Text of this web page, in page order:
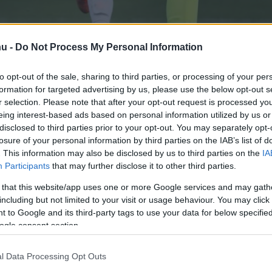
- Do Not Process My Personal Information
opt-out of the sale, sharing to third parties, or processing of your
for targeted advertising by us, please use the below opt-out
selection. Please note that after your opt-out request is processed
interest-based ads based on personal information utilized by us
to third parties prior to your opt-out. You may separately
of your personal information by third parties on the IAB’s list of
This information may also be disclosed by us to third parties on the
Participants that may further disclose it to other third parties.
that this website/app uses one or more Google services and may
but not limited to your visit or usage behaviour. You may
to Google and its third-party tags to use your data for below
consent section.
Data Processing Opt Outs
a Hajduk Split U21-es
évre kölcsönben
kövess minket aCsakfoci Google News oldalán is!
szerint az előző szezon horvát
helyen záró
es
választja el a 22 éves, 193 cm magas